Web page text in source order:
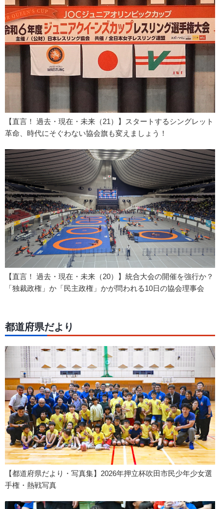
【直言！ 過去・現在・未来（21）】スタートするシングレット
革命、時代にそぐわない協会旗も変えましょう！
【直言！ 過去・現在・未来（20）】統合大会の開催を強行か？
「独裁政権」か「民主政権」かが問われる10日の協会理事会
都道府県だより
【都道府県だより・写真集】2026年押立杯吹田市民少年少女選
手権・熱戦写真